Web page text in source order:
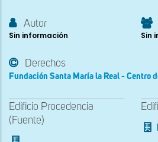
Autor
Sin información Sin
Derechos
Fundación Santa María la Real - Centro
Edificio Procedencia
(Fuente)